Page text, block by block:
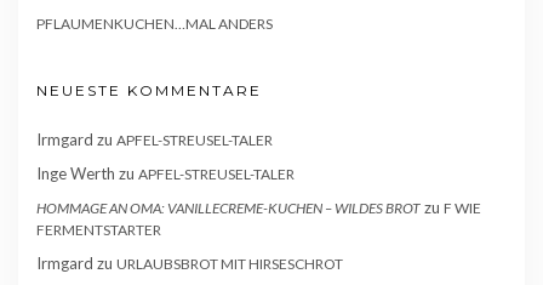
PFLAUMENKUCHEN…MAL ANDERS
NEUESTE KOMMENTARE
Irmgard zu APFEL-STREUSEL-TALER
Inge Werth zu APFEL-STREUSEL-TALER
HOMMAGE AN OMA: VANILLECREME-KUCHEN – WILDES BROT zu F WIE
FERMENTSTARTER
Irmgard zu URLAUBSBROT MIT HIRSESCHROT